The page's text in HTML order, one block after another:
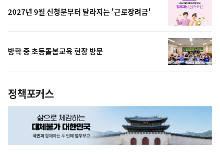
2027년 9월 신청분부터 달라지는 '근로장려금'
방학 중 초등돌봄교육 현장 방문
정책포커스